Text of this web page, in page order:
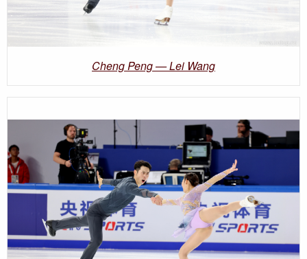
Cheng Peng — Lei Wang